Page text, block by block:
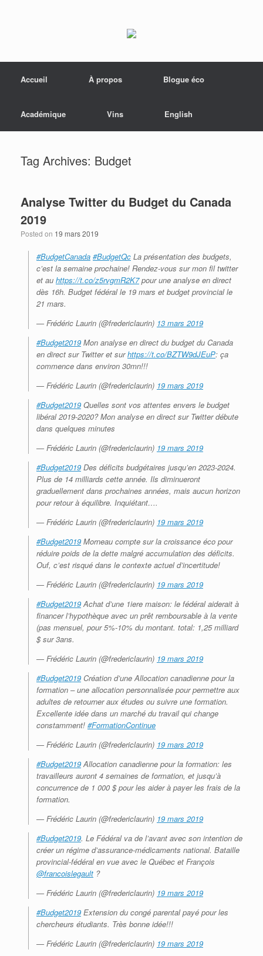
Accueil
À propos Blogue éco
Académique Vins English
Tag Archives: Budget
Analyse Twitter du Budget du Canada
2019
Posted on 19 mars 2019
#BudgetCanada #BudgetQc La présentation des budgets,
c’est la semaine prochaine! Rendez-vous sur mon fil twitter
et au https://t.co/z5rvgmR2K7pour une analyse en direct
dès 16h. Budget fédéral le 19 mars et budget provincial le
21 mars.
— Frédéric Laurin (@fredericlaurin) 13 mars 2019
#Budget2019 Mon analyse en direct du budget du Canada
en direct sur Twitter et surhttps://t.co/BZTW9dJEuP: ça
commence dans environ 30mn!!!
— Frédéric Laurin (@fredericlaurin) 19 mars 2019
#Budget2019 Quelles sont vos attentes envers le budget
libéral 2019-2020? Mon analyse en direct sur Twitter débute
dans quelques minutes
— Frédéric Laurin (@fredericlaurin) 19 mars 2019
#Budget2019 Des déficits budgétaires jusqu’en 2023-2024.
Plus de 14 milliards cette année. Ils diminueront
graduellement dans prochaines années, mais aucun horizon
pour retour à équilibre. Inquiétant….
— Frédéric Laurin (@fredericlaurin) 19 mars 2019
#Budget2019 Morneau compte sur la croissance éco pour
réduire poids de la dette malgré accumulation des déficits.
Ouf, c’est risqué dans le contexte actuel d’incertitude!
— Frédéric Laurin (@fredericlaurin) 19 mars 2019
#Budget2019 Achat d’une 1iere maison: le fédéral aiderait à
financer l’hypothèque avec un prêt remboursable à la vente
(pas mensuel, pour 5%-10% du montant. total: 1,25 milliard
$ sur 3ans.
— Frédéric Laurin (@fredericlaurin) 19 mars 2019
#Budget2019 Création d’une Allocation canadienne pour la
formation – une allocation personnalisée pour permettre aux
adultes de retourner aux études ou suivre une formation.
Excellente idée dans un marché du travail qui change
constamment! #FormationContinue
— Frédéric Laurin (@fredericlaurin) 19 mars 2019
#Budget2019 Allocation canadienne pour la formation: les
travailleurs auront 4 semaines de formation, et jusqu’à
concurrence de 1 000 $ pour les aider à payer les frais de la
formation.
— Frédéric Laurin (@fredericlaurin) 19 mars 2019
#Budget2019. Le Fédéral va de l’avant avec son intention de
créer un régime d’assurance-médicaments national. Bataille
provincial-fédéral en vue avec le Québec et François
@francoislegault ?
— Frédéric Laurin (@fredericlaurin) 19 mars 2019
#Budget2019 Extension du congé parental payé pour les
chercheurs étudiants. Très bonne idée!!!
— Frédéric Laurin (@fredericlaurin) 19 mars 2019